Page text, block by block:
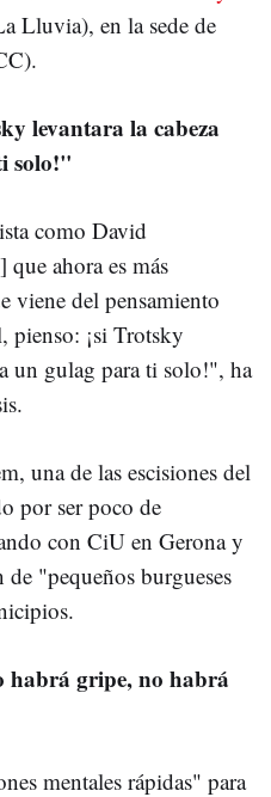
Lluvia), en la sede de
levantara la cabeza
solo!"
como David
ahora es más
viene del pensamiento
pienso: ¡si Trotsky
un gulag para ti solo!", ha
una de las escisiones del
por ser poco de
con CiU en Gerona y
"pequeños burgueses
habrá gripe, no habrá
mentales rápidas" para